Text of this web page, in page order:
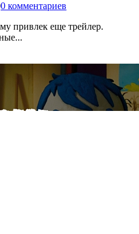
0 комментариев
привлек еще трейлер.